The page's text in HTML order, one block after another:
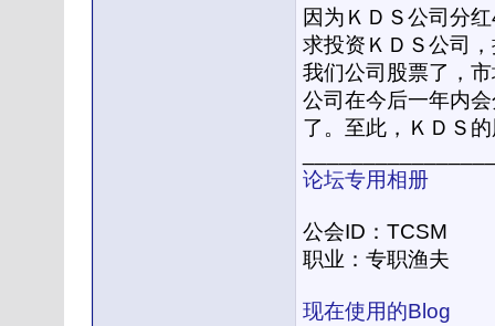
因为ＫＤＳ公司分
求投资ＫＤＳ公司
我们公司股票了，
公司在今后一年内
了。至此，ＫＤＳ
论坛专用相册
公会ID：TCSM
职业：专职渔夫
现在使用的Blog